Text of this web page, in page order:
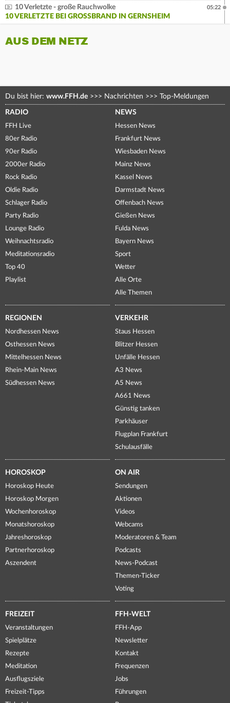
10 Verletzte - große Rauchwolke
10 VERLETZTE BEI GROSSBRAND IN GERNSHEIM
05:22
AUS DEM NETZ
Du bist hier: www.FFH.de >>> Nachrichten >>> Top-Meldungen
RADIO
FFH Live
80er Radio
90er Radio
2000er Radio
Rock Radio
Oldie Radio
Schlager Radio
Party Radio
Lounge Radio
Weihnachtsradio
Meditationsradio
Top 40
Playlist
NEWS
Hessen News
Frankfurt News
Wiesbaden News
Mainz News
Kassel News
Darmstadt News
Offenbach News
Gießen News
Fulda News
Bayern News
Sport
Wetter
Alle Orte
Alle Themen
REGIONEN
Nordhessen News
Osthessen News
Mittelhessen News
Rhein-Main News
Südhessen News
VERKEHR
Staus Hessen
Blitzer Hessen
Unfälle Hessen
A3 News
A5 News
A661 News
Günstig tanken
Parkhäuser
Flugplan Frankfurt
Schulausfälle
HOROSKOP
Horoskop Heute
Horoskop Morgen
Wochenhoroskop
Monatshoroskop
Jahreshoroskop
Partnerhoroskop
Aszendent
ON AIR
Sendungen
Aktionen
Videos
Webcams
Moderatoren & Team
Podcasts
News-Podcast
Themen-Ticker
Voting
FREIZEIT
Veranstaltungen
Spielplätze
Rezepte
Meditation
Ausflugsziele
Freizeit-Tipps
FFH-WELT
FFH-App
Newsletter
Kontakt
Frequenzen
Jobs
Führungen